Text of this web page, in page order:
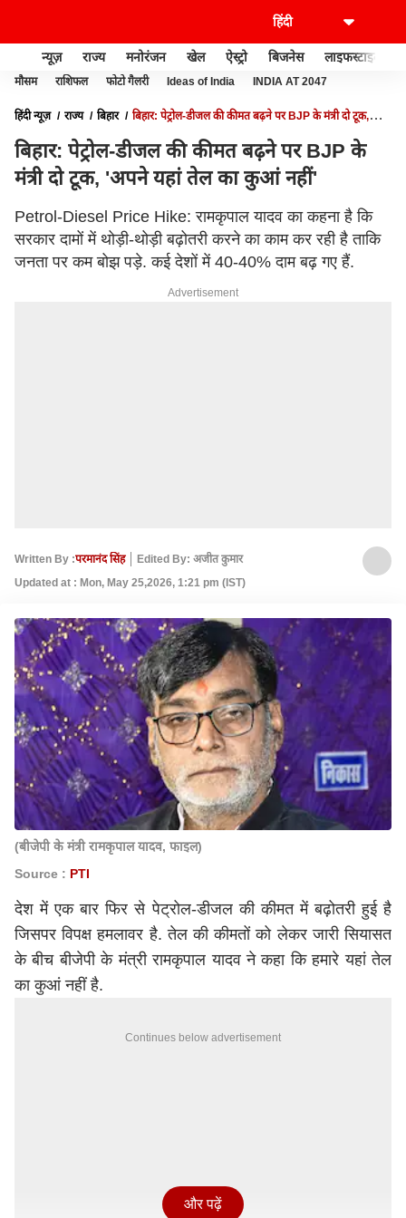
न्यूज़ राज्य मनोरंजन खेल ऐस्ट्रो बिजनेस लाइफस्टाइल
मौसम राशिफल फोटो गैलरी Ideas of India INDIA AT 2047
हिंदी न्यूज़ राज्य बिहार
बिहार: पेट्रोल-डीजल की कीमत बढ़ने पर BJP के मंत्री दो टूक,
बिहार: पेट्रोल-डीजल की कीमत बढ़ने पर BJP के
मंत्री दो टूक, 'अपने यहां तेल का कुआं नहीं'
Petrol-Diesel Price Hike: रामकृपाल यादव का कहना है कि
सरकार दामों में थोड़ी-थोड़ी बढ़ोतरी करने का काम कर रही है ताकि
जनता पर कम बोझ पड़े. कई देशों में 40-40% दाम बढ़ गए हैं.
Advertisement
Written By :परमानंद सिंह
Edited By: अजीत कुमार
Updated at : Mon, May 25,2026, 1:21 pm (IST)
(बीजेपी के मंत्री रामकृपाल यादव, फाइल)
Source : PTI
देश में एक बार फिर से पेट्रोल-डीजल की कीमत में बढ़ोतरी हुई है
जिसपर विपक्ष हमलावर है. तेल की कीमतों को लेकर जारी सियासत
के बीच बीजेपी के मंत्री रामकृपाल यादव ने कहा कि हमारे यहां तेल
का कुआं नहीं है.
Continues below advertisement
और पढ़ें